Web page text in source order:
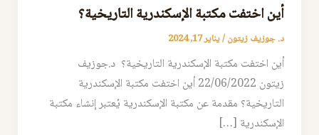
أين اختفت مكتبة الإسكندرية التاريخية؟
د. جوزيف زيتون/يناير 17, 2024
أين اختفت مكتبة الإسكندرية التاريخية؟ د.جوزيف
زيتون 22/06/2022 أين اختفت مكتبة الإسكندرية
التاريخية؟ مقدمة عن مكتبة الإسكندرية يُعتبر إنشاء مكتبة
الإسكندرية […]